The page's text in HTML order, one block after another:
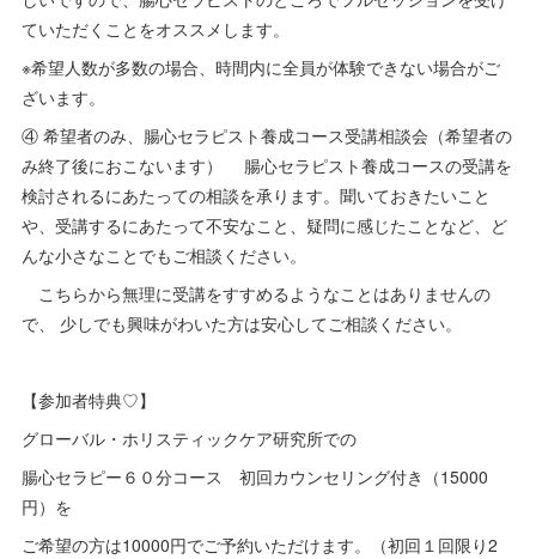
ていただくことをオススメします。
※希望人数が多数の場合、時間内に全員が体験できない場合がご
ざいます。
④ 希望者のみ、腸心セラピスト養成コース受講相談会（希望者の
み終了後におこないます） 腸心セラピスト養成コースの受講を
検討されるにあたっての相談を承ります。聞いておきたいこと
や、受講するにあたって不安なこと、疑問に感じたことなど、ど
んな小さなことでもご相談ください。
こちらから無理に受講をすすめるようなことはありませんの
で、 少しでも興味がわいた方は安心してご相談ください。
【参加者特典♡】
グローバル・ホリスティックケア研究所での
腸心セラピー６０分コース 初回カウンセリング付き（15000
円）を
ご希望の方は10000円でご予約いただけます。（初回１回限り2